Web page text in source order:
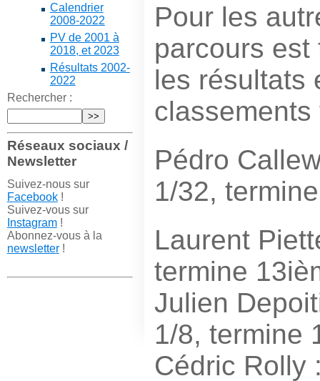
Calendrier
2008-2022
PV de 2001 à
2018, et 2023
Résultats 2002-
2022
Rechercher :
Réseaux sociaux /
Newsletter
Suivez-nous sur
Facebook!
Suivez-vous sur
Instagram!
Abonnez-vous à la
newsletter!
Pour les
parcours est
les résultats
classements
Pédro
1/32,
Laurent
termine
Julien
1/8, termine
Cédric Rolly